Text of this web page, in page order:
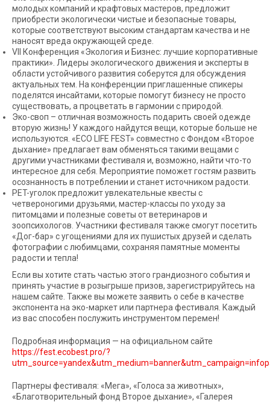
молодых компаний и крафтовых мастеров, предложит
приобрести экологически чистые и безопасные товары,
которые соответствуют высоким стандартам качества и не
наносят вреда окружающей среде.
VII Конференция «Экология и Бизнес: лучшие корпоративные
практики». Лидеры экологического движения и эксперты в
области устойчивого развития соберутся для обсуждения
актуальных тем. На конференции приглашенные спикеры
поделятся инсайтами, которые помогут бизнесу не просто
существовать, а процветать в гармонии с природой.
Эко-своп – отличная возможность подарить своей одежде
вторую жизнь! У каждого найдутся вещи, которые больше не
используются. «ECO LIFE FEST» совместно с Фондом «Второе
дыхание» предлагает вам обменяться такими вещами с
другими участниками фестиваля и, возможно, найти что-то
интересное для себя. Мероприятие поможет гостям развить
осознанность в потреблении и станет источником радости.
PET-уголок предложит увлекательные квесты с
четвероногими друзьями, мастер-классы по уходу за
питомцами и полезные советы от ветеринаров и
зоопсихологов. Участники фестиваля также смогут посетить
«Дог-бар» с угощениями для их пушистых друзей и сделать
фотографии с любимцами, сохраняя памятные моменты
радости и тепла!
Если вы хотите стать частью этого грандиозного события и
принять участие в розыгрыше призов, зарегистрируйтесь на
нашем сайте. Также вы можете заявить о себе в качестве
экспонента на эко-маркет или партнера фестиваля. Каждый
из вас способен послужить инструментом перемен!
Подробная информация — на официальном сайте
https://fest.ecobest.pro/?
Партнеры фестиваля: «Мега», «Голоса за животных»,
«Благотворительный фонд Второе дыхание», «Галерея